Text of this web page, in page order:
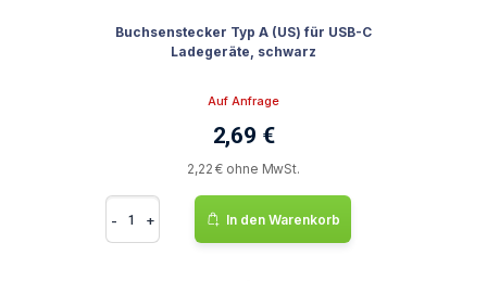
Buchsenstecker Typ A (US) für USB-C
Ladegeräte, schwarz
Auf Anfrage
2,69 €
2,22 € ohne MwSt.
- + In den Warenkorb